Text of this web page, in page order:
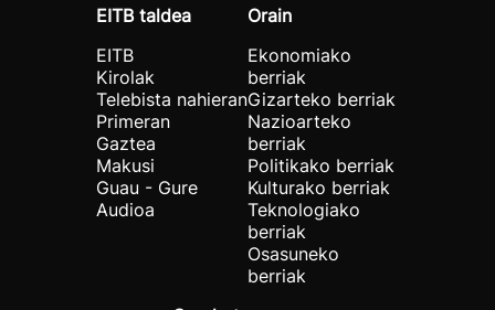
EITB taldea
EITB
Kirolak
Telebista nahieran
Primeran
Gaztea
Makusi
Guau - Gure
Audioa
Orain
Ekonomiako
berriak
Gizarteko berriak
Nazioarteko
berriak
Politikako berriak
Kulturako berriak
Teknologiako
berriak
Osasuneko
berriak